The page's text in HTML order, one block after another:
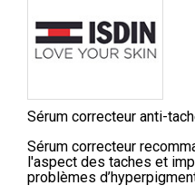
Sérum correcteur anti-
Sérum correcteur
l'aspect des taches et
problèmes